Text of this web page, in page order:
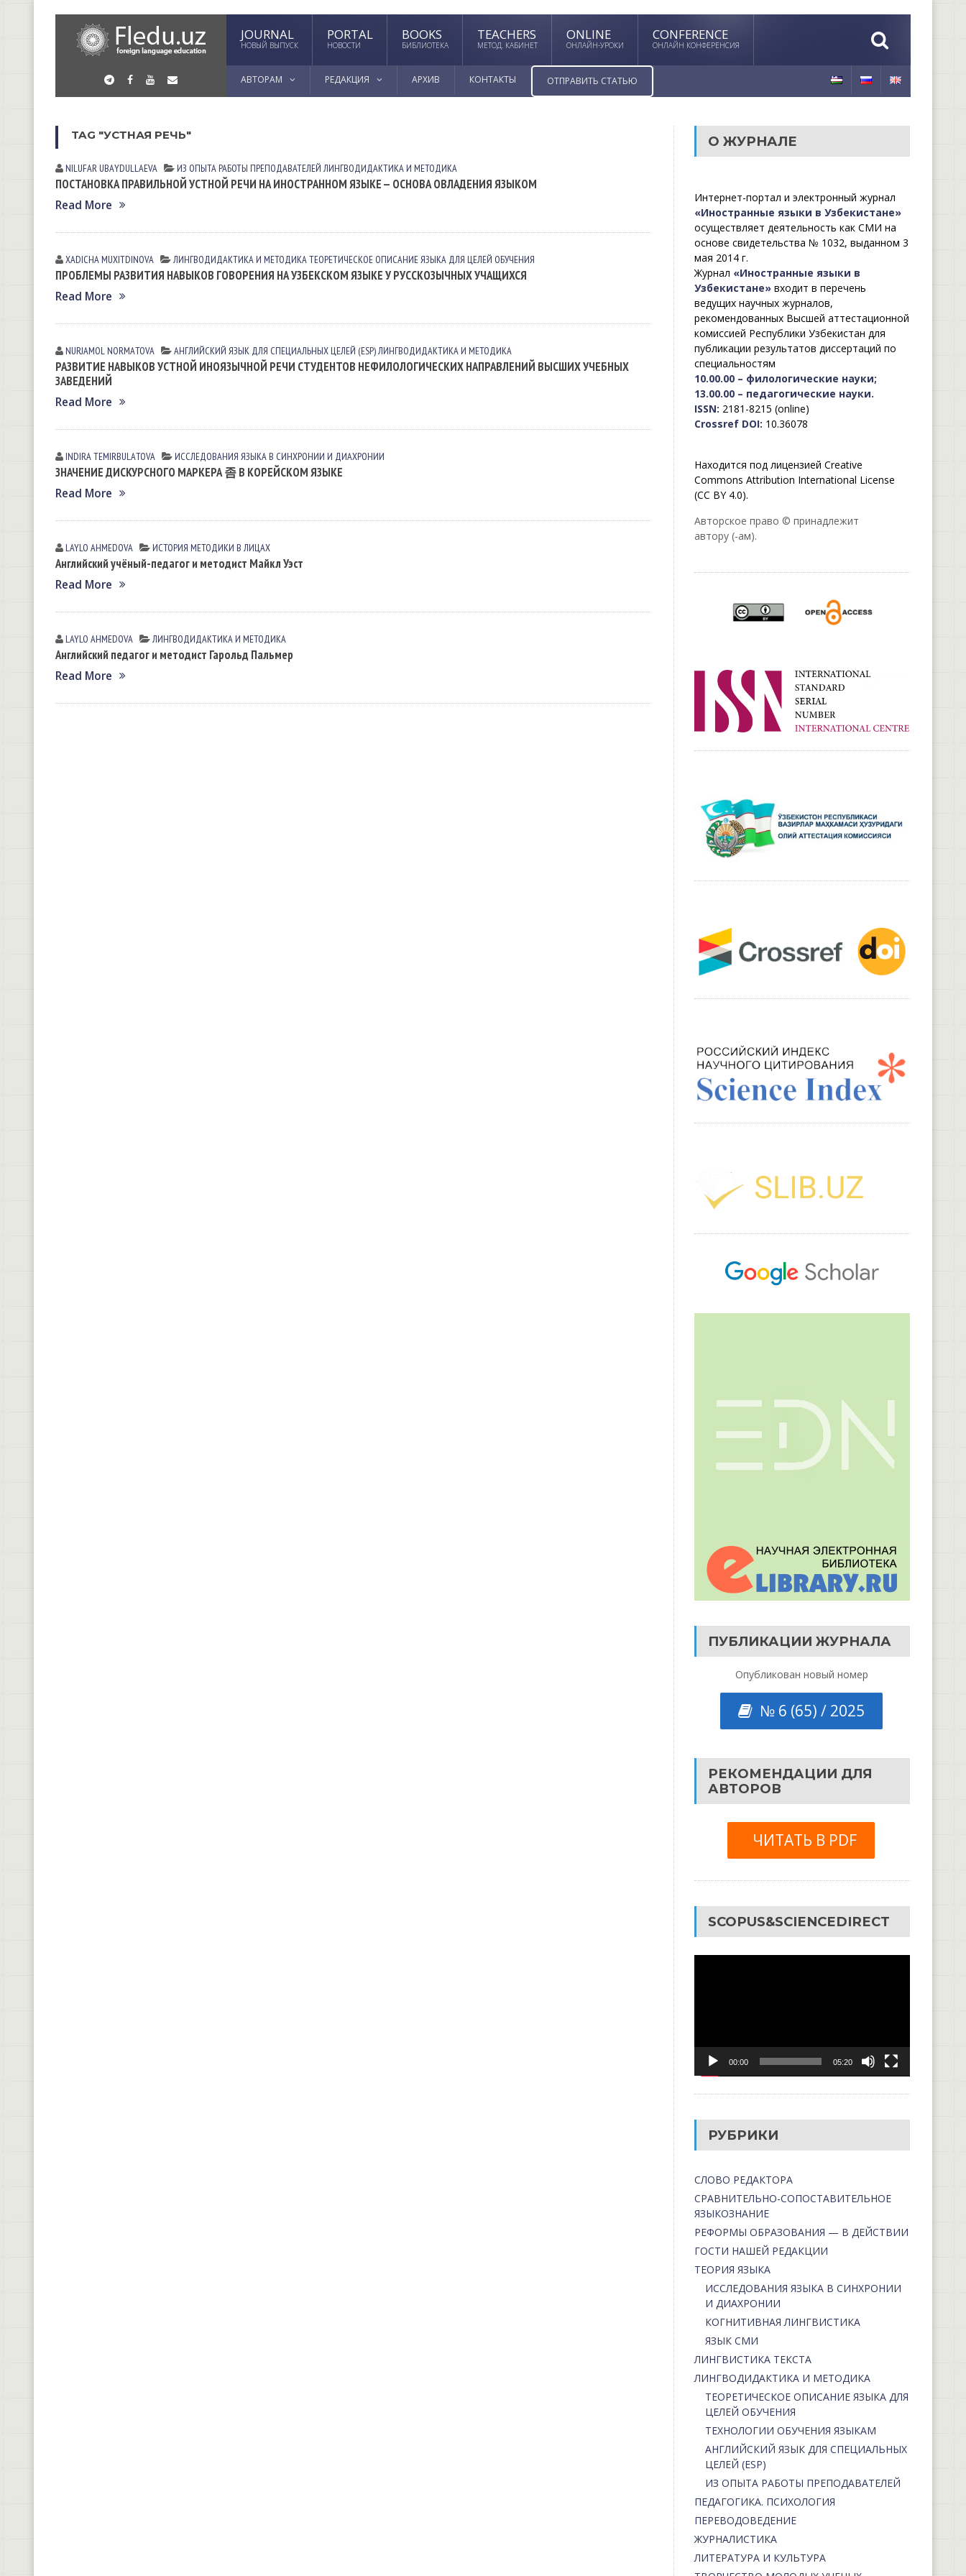
JOURNAL
НОВЫЙ ВЫПУСК
PORTAL
НОВОСТИ
BOOKS
БИБЛИОТЕКА
TEACHERS
МЕТОД. КАБИНЕТ
ONLINE
ОНЛАЙН-УРОКИ
CONFERENCE
ОНЛАЙН КОНФЕРЕНСИЯ
АВТОРАМ РЕДАКЦИЯ АРХИВ КОНТАКТЫ ОТПРАВИТЬ СТАТЬЮ
TAG "УСТНАЯ РЕЧЬ"
NILUFAR UBАYDULLАEVА ИЗ ОПЫТА РАБОТЫ ПРЕПОДАВАТЕЛЕЙ ЛИНГВОДИДАКТИКА И МЕТОДИКА
ПОСТАНОВКА ПРАВИЛЬНОЙ УСТНОЙ РЕЧИ НА ИНОСТРАННОМ ЯЗЫКЕ — ОСНОВА ОВЛАДЕНИЯ ЯЗЫКОМ
Read More
XADICHA MUXITDINOVА ЛИНГВОДИДАКТИКА И МЕТОДИКАТЕОРЕТИЧЕСКОЕ ОПИСАНИЕ ЯЗЫКА ДЛЯ ЦЕЛЕЙ ОБУЧЕНИЯ
ПРОБЛЕМЫ РАЗВИТИЯ НАВЫКОВ ГОВОРЕНИЯ НА УЗБЕКСКОМ ЯЗЫКЕ У РУССКОЗЫЧНЫХ УЧАЩИХСЯ
Read More
NURJAMOL NORMАTOVА АНГЛИЙСКИЙ ЯЗЫК ДЛЯ СПЕЦИАЛЬНЫХ ЦЕЛЕЙ (ESP)ЛИНГВОДИДАКТИКА И МЕТОДИКА
РАЗВИТИЕ НАВЫКОВ УСТНОЙ ИНОЯЗЫЧНОЙ РЕЧИ СТУДЕНТОВ НЕФИЛОЛОГИЧЕСКИХ НАПРАВЛЕНИЙ ВЫСШИХ УЧЕБНЫХ
ЗАВЕДЕНИЙ
Read More
INDIRA TEMIRBULАTOVА ИССЛЕДОВАНИЯ ЯЗЫКА В СИНХРОНИИ И ДИАХРОНИИ
ЗНАЧЕНИЕ ДИСКУРСНОГО МАРКЕРА 좀 В КОРЕЙСКОМ ЯЗЫКЕ
Read More
LAYLO АHMEDOVА ИСТОРИЯ МЕТОДИКИ В ЛИЦАХ
Английский учёный-педагог и методист Майкл Уэст
Read More
LAYLO АHMEDOVА ЛИНГВОДИДАКТИКА И МЕТОДИКА
Английский педагог и методист Гарольд Пальмер
Read More
О ЖУРНАЛЕ
Интернет-портал и электронный журнал
«Иностранные языки в Узбекистане»
осуществляет деятельность как СМИ на
основе свидетельства № 1032, выданном 3
мая 2014 г.
Журнал «Иностранные языки в
Узбекистане»входит в перечень
ведущих научных журналов,
рекомендованных Высшей аттестационной
комиссией Республики Узбекистан для
публикации результатов диссертаций по
специальностям
10.00.00 – филологические науки;
13.00.00 – педагогические науки.
ISSN: 2181-8215 (online)
Crossref DOI: 10.36078
Находится под лицензией Creative
Commons Attribution International License
(CC BY 4.0).
Авторское право © принадлежит
автору (-ам).
ПУБЛИКАЦИИ ЖУРНАЛА
Опубликован новый номер
№ 6 (65) / 2025
РЕКОМЕНДАЦИИ ДЛЯ
АВТОРОВ
ЧИТАТЬ В PDF
SCOPUS&SCIENCEDIRECT
00:00 05:20
РУБРИКИ
СЛОВО РЕДАКТОРА
СРАВНИТЕЛЬНО-СОПОСТАВИТЕЛЬНОЕ
ЯЗЫКОЗНАНИЕ
РЕФОРМЫ ОБРАЗОВАНИЯ — В ДЕЙСТВИИ
ГОСТИ НАШЕЙ РЕДАКЦИИ
ТЕОРИЯ ЯЗЫКА
ИССЛЕДОВАНИЯ ЯЗЫКА В СИНХРОНИИ
И ДИАХРОНИИ
КОГНИТИВНАЯ ЛИНГВИСТИКА
ЯЗЫК СМИ
ЛИНГВИСТИКА ТЕКСТА
ЛИНГВОДИДАКТИКА И МЕТОДИКА
ТЕОРЕТИЧЕСКОЕ ОПИСАНИЕ ЯЗЫКА ДЛЯ
ЦЕЛЕЙ ОБУЧЕНИЯ
ТЕХНОЛОГИИ ОБУЧЕНИЯ ЯЗЫКАМ
АНГЛИЙСКИЙ ЯЗЫК ДЛЯ СПЕЦИАЛЬНЫХ
ЦЕЛЕЙ (ESP)
ИЗ ОПЫТА РАБОТЫ ПРЕПОДАВАТЕЛЕЙ
ПЕДАГОГИКА. ПСИХОЛОГИЯ
ПЕРЕВОДОВЕДЕНИЕ
ЖУРНАЛИСТИКА
ЛИТЕРАТУРА И КУЛЬТУРА